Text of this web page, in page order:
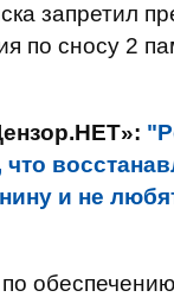
запретил
по сносу 2
и не